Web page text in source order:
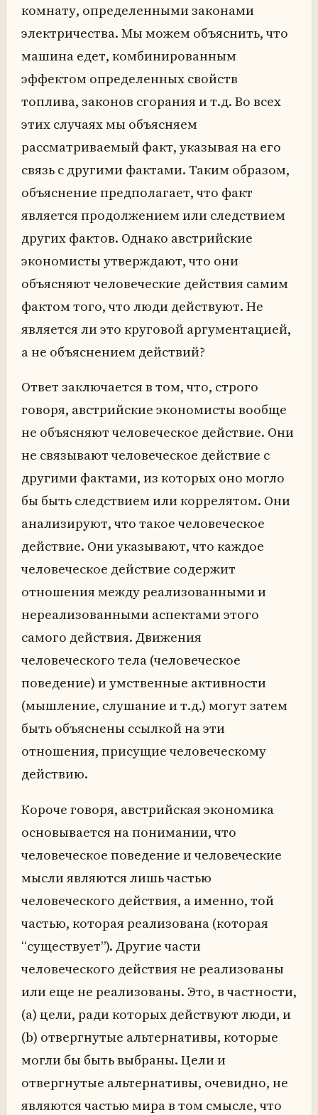
комнату, определенными законами
электричества. Мы можем объяснить, что
машина едет, комбинированным
эффектом определенных свойств
топлива, законов сгорания и т.д. Во всех
этих случаях мы объясняем
рассматриваемый факт, указывая на его
связь с другими фактами. Таким образом,
объяснение предполагает, что факт
является продолжением или следствием
других фактов. Однако австрийские
экономисты утверждают, что они
объясняют человеческие действия самим
фактом того, что люди действуют. Не
является ли это круговой аргументацией,
а не объяснением действий?
Ответ заключается в том, что, строго
говоря, австрийские экономисты вообще
не объясняют человеческое действие. Они
не связывают человеческое действие с
другими фактами, из которых оно могло
бы быть следствием или коррелятом. Они
анализируют, что такое человеческое
действие. Они указывают, что каждое
человеческое действие содержит
отношения между реализованными и
нереализованными аспектами этого
самого действия. Движения
человеческого тела (человеческое
поведение) и умственные активности
(мышление, слушание и т.д.) могут затем
быть объяснены ссылкой на эти
отношения, присущие человеческому
действию.
Короче говоря, австрийская экономика
основывается на понимании, что
человеческое поведение и человеческие
мысли являются лишь частью
человеческого действия, а именно, той
частью, которая реализована (которая
“существует”). Другие части
человеческого действия не реализованы
или еще не реализованы. Это, в частности,
(a) цели, ради которых действуют люди, и
(b) отвергнутые альтернативы, которые
могли бы быть выбраны. Цели и
отвергнутые альтернативы, очевидно, не
являются частью мира в том смысле, что